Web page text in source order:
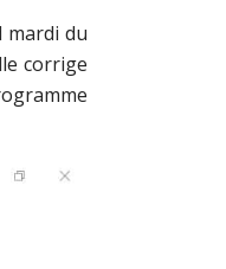
mardi du
corrige